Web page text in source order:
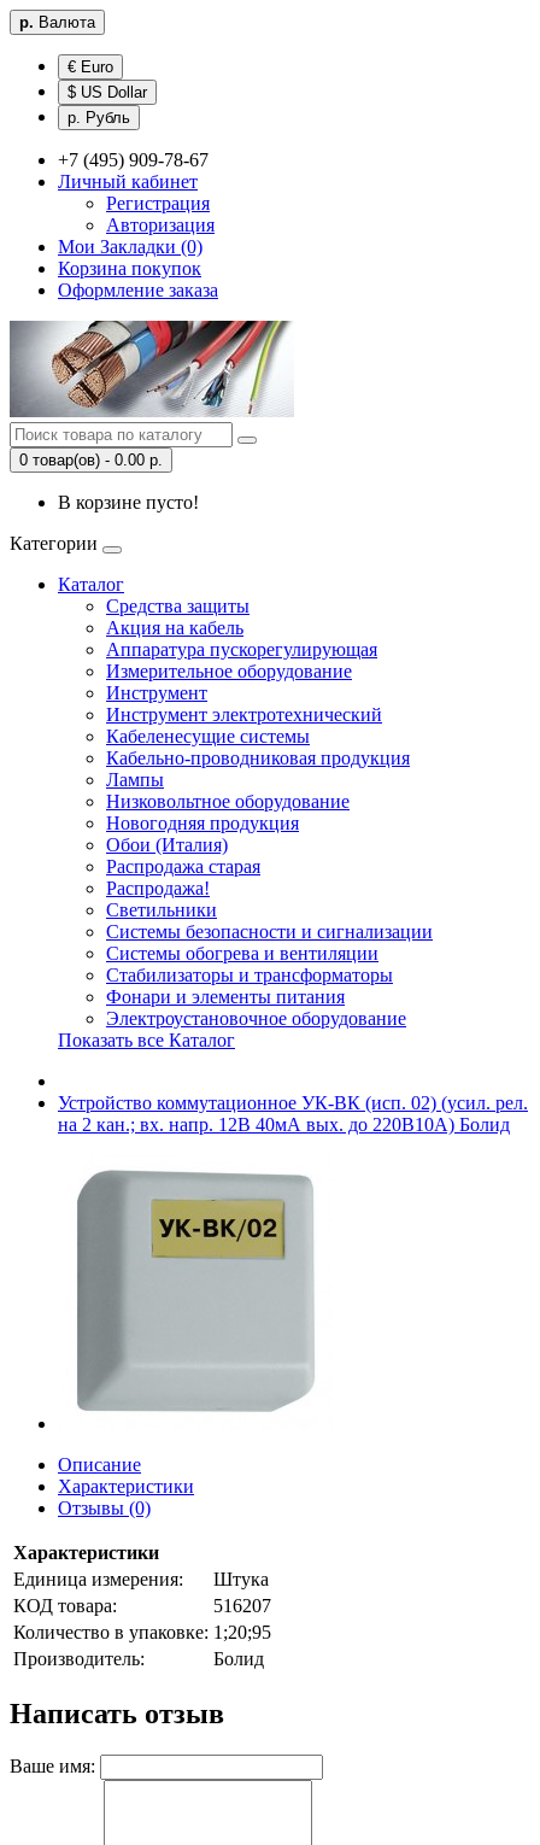
р. Валюта
€ Euro
$ US Dollar
р. Рубль
+7 (495) 909-78-67
Личный кабинет
Регистрация
Авторизация
Мои Закладки (0)
Корзина покупок
Оформление заказа
0 товар(ов) - 0.00 р.
В корзине пусто!
Категории
Каталог
Cредства защиты
Акция на кабель
Аппаратура пускорегулирующая
Измерительное оборудование
Инструмент
Инструмент электротехнический
Кабеленесущие системы
Кабельно-проводниковая продукция
Лампы
Низковольтное оборудование
Новогодняя продукция
Обои (Италия)
Распродажа старая
Распродажа!
Светильники
Системы безопасности и сигнализации
Системы обогрева и вентиляции
Стабилизаторы и трансформаторы
Фонари и элементы питания
Электроустановочное оборудование
Показать все Каталог
Устройство коммутационное УК-ВК (исп. 02) (усил. рел.
на 2 кан.; вх. напр. 12В 40мА вых. до 220В10А) Болид
Описание
Характеристики
Отзывы (0)
Характеристики
Единица измерения:
Штука
КОД товара:
516207
Количество в упаковке: 1;20;95
Производитель:
Болид
Написать отзыв
Ваше имя: